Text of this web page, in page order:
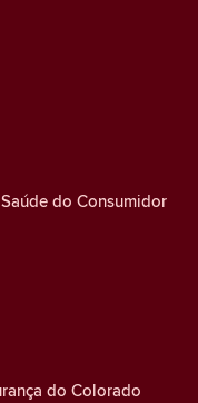
do Consumidor
do Colorado